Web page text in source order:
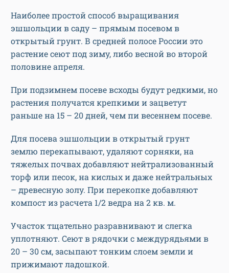
Наиболее простой способ выращивания
эшшольции в саду – прямым посевом в
открытый грунт. В средней полосе России это
растение сеют под зиму, либо весной во второй
половине апреля.
При подзимнем посеве всходы будут редкими, но
растения получатся крепкими и зацветут
раньше на 15 – 20 дней, чем пи весеннем посеве.
Для посева эшшольции в открытый грунт
землю перекапывают, удаляют сорняки, на
тяжелых почвах добавляют нейтрализованный
торф или песок, на кислых и даже нейтральных
– древесную золу. При перекопке добавляют
компост из расчета 1/2 ведра на 2 кв. м.
Участок тщательно разравнивают и слегка
уплотняют. Сеют в рядочки с междурядьями в
20 – 30 см, засыпают тонким слоем земли и
прижимают ладошкой.